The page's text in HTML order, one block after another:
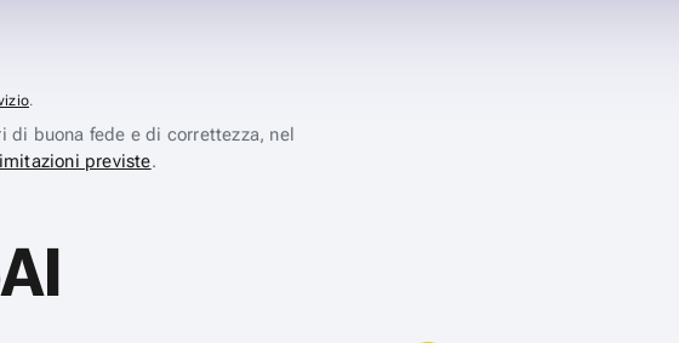
.
di buona fede e di correttezza, nel
previste.